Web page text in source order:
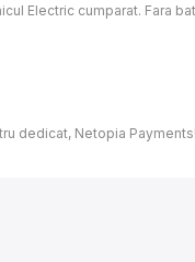
Electric cumparat. Fara
dedicat, Netopia Payments!